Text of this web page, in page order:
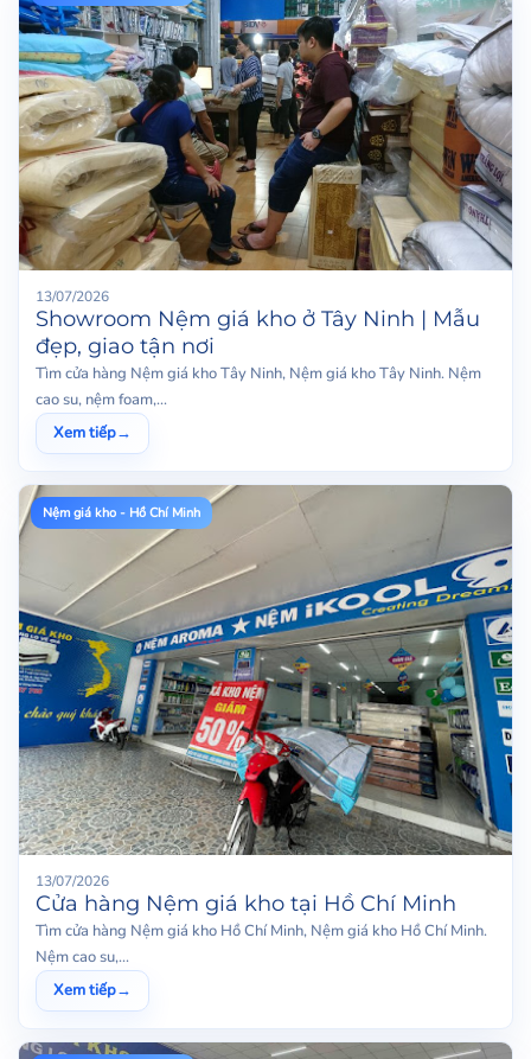
13/07/2026
Showroom Nệm giá kho ở Tây Ninh | Mẫu
đẹp, giao tận nơi
Tìm cửa hàng Nệm giá kho Tây Ninh, Nệm giá kho Tây Ninh. Nệm
cao su, nệm foam,...
Xem tiếp→
Nệm giá kho - Hồ Chí Minh
13/07/2026
Cửa hàng Nệm giá kho tại Hồ Chí Minh
Tìm cửa hàng Nệm giá kho Hồ Chí Minh, Nệm giá kho Hồ Chí Minh.
Nệm cao su,...
Xem tiếp→